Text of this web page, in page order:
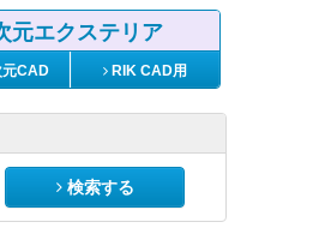
元エクステリア
CAD RIK CAD用
検索する